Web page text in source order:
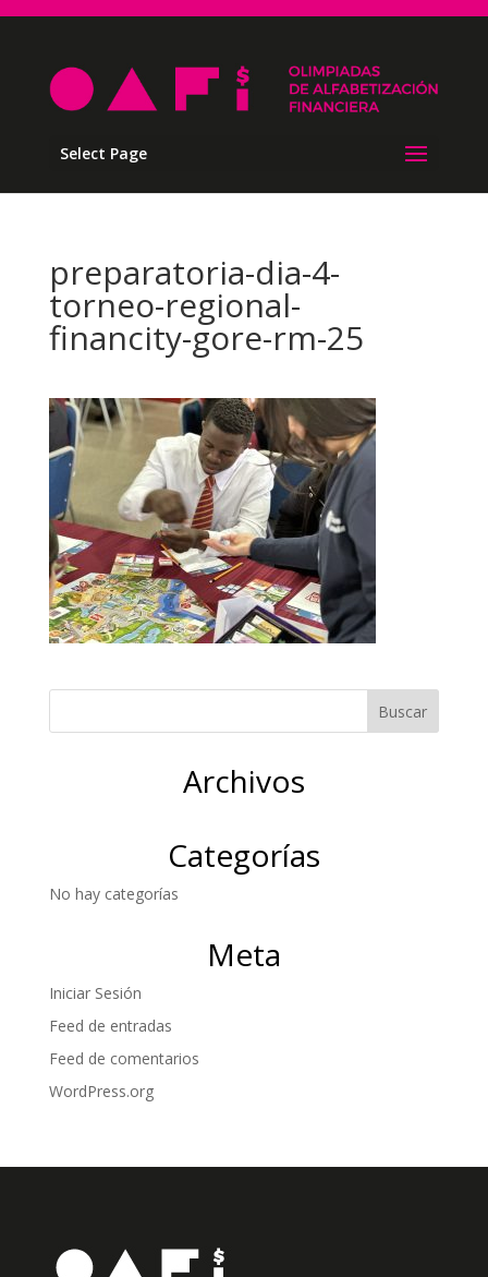
Select Page
preparatoria-dia-4-
torneo-regional-
financity-gore-rm-25
Archivos
Categorías
No hay categorías
Meta
Iniciar Sesión
Feed de entradas
Feed de comentarios
WordPress.org